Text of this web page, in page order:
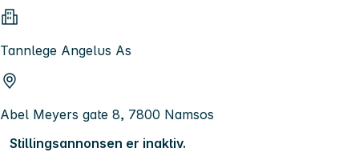
Tannlege Angelus As
Abel Meyers gate 8, 7800 Namsos
Stillingsannonsen er inaktiv.